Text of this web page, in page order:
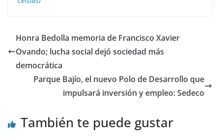
Honra Bedolla memoria de Francisco Xavier
Ovando; lucha social dejó sociedad más
democrática
Parque Bajío, el nuevo Polo de Desarrollo que
impulsará inversión y empleo: Sedeco
También te puede gustar